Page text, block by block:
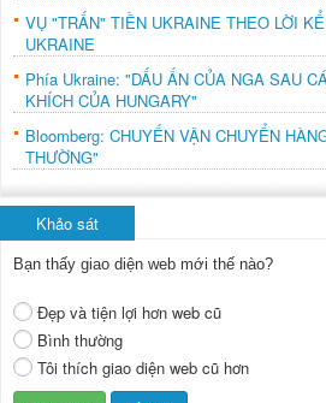
VỤ "TRẤN" TIỀN UKRAINE THEO LỜI
UKRAINE
Phía Ukraine: "DẤU ẤN CỦA NGA SAU
KHÍCH CỦA HUNGARY"
Bloomberg: CHUYẾN VẬN CHUYỂN
THƯỜNG"
Khảo sát
Bạn thấy giao diện web mới thế nào?
Đẹp và tiện lợi hơn web cũ
Bình thường
Tôi thích giao diện web cũ hơn